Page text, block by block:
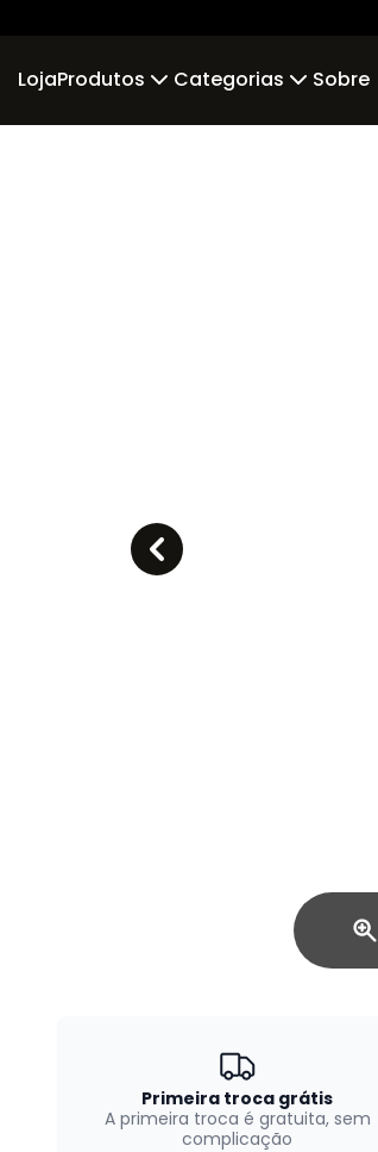
LojaProdutos
Camiseta
Categorias
Piloto
Sobre
Primeira troca grátis
A primeira troca é gratuita, sem
complicação